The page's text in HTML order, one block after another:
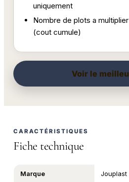
uniquement
Nombre de plots a
(cout cumule)
Voir le
CARACTÉRISTIQUES
Fiche technique
Marque Jouplast